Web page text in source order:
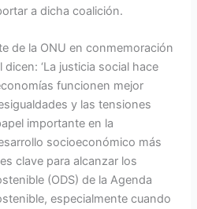
a dicha coalición.
de la ONU en conmemoración
‘La justicia social hace
funcionen mejor
y las tensiones
importante en la
socioeconómico más
clave para alcanzar los
(ODS) de la Agenda
especialmente cuando